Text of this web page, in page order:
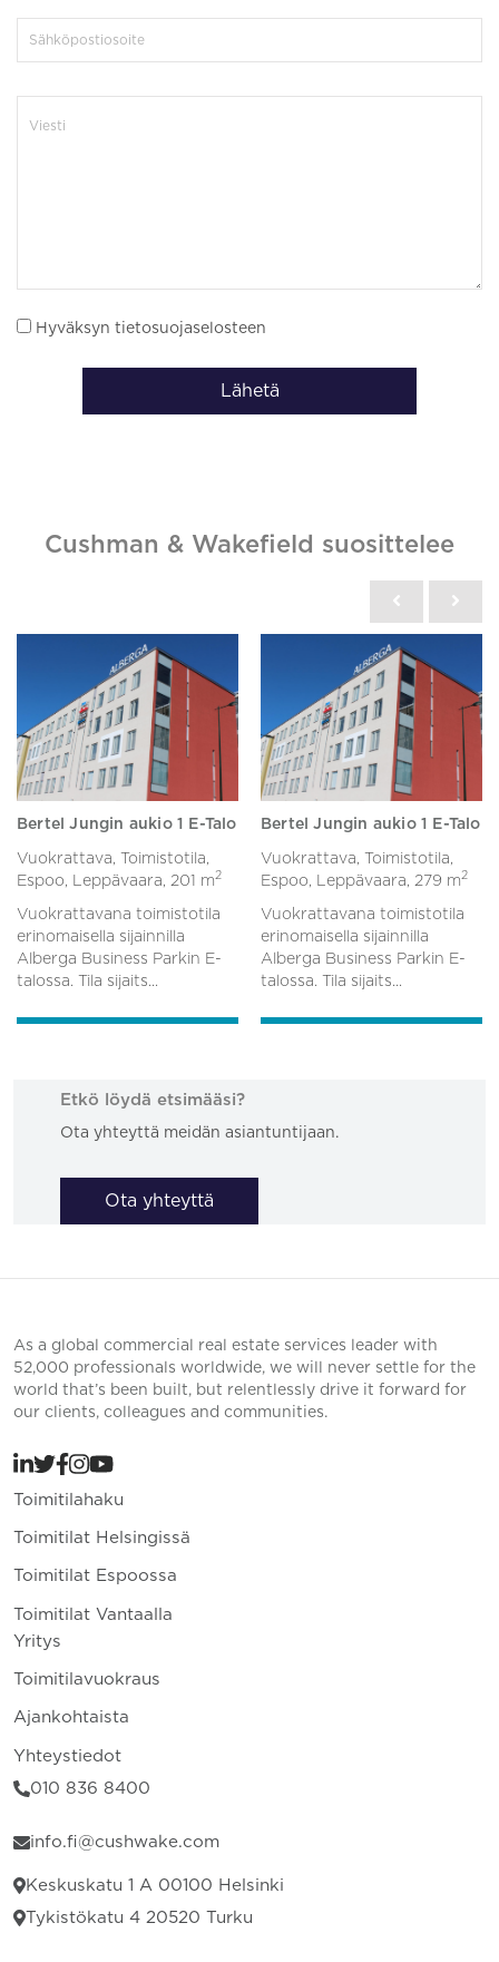
Hyväksyn tietosuojaselosteen
Lähetä
Cushman & Wakefield suosittelee
Bertel Jungin aukio 1 E-Talo
Vuokrattava, Toimistotila,
Espoo, Leppävaara, 201 m2
Vuokrattavana toimistotila
erinomaisella sijainnilla
Alberga Business Parkin E-
talossa. Tila sijaits...
Bertel Jungin aukio 1 E-Talo
Vuokrattava, Toimistotila,
Espoo, Leppävaara, 279 m2
Vuokrattavana toimistotila
erinomaisella sijainnilla
Alberga Business Parkin E-
talossa. Tila sijaits...
Etkö löydä etsimääsi?
Ota yhteyttä meidän asiantuntijaan.
Ota yhteyttä
As a global commercial real estate services leader with
52,000 professionals worldwide, we will never settle for the
world that’s been built, but relentlessly drive it forward for
our clients, colleagues and communities.
Toimitilahaku
Toimitilat Helsingissä
Toimitilat Espoossa
Toimitilat Vantaalla
Yritys
Toimitilavuokraus
Ajankohtaista
Yhteystiedot
010 836 8400
info.fi@cushwake.com
Keskuskatu 1 A 00100 Helsinki
Tykistökatu 4 20520 Turku